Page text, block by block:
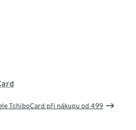
TchiboCard při nákupu od 499